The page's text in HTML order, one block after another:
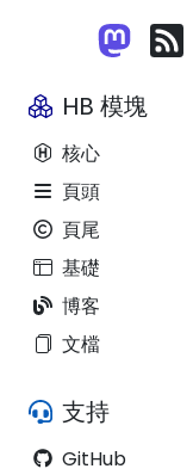
HB 模塊
核心
頁頭
頁尾
基礎
博客
文檔
支持
GitHub